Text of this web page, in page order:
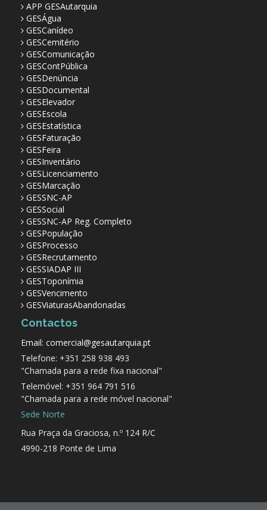
APP GESAutarquia
GESÁgua
GESCanídeo
GESCemitério
GESComunicação
GESContPública
GESDenúncia
GESDocumental
GESElevador
GESEscola
GESEstatística
GESFaturação
GESFeira
GESInventário
GESLicenciamento
GESMarcação
GESSNC-AP
GESSocial
GESSNC-AP Reg. Completo
GESPopulação
GESProcesso
GESRecrutamento
GESSIADAP III
GESToponímia
GESVencimento
GESViaturasAbandonadas
Contactos
Email: comercial@gesautarquia.pt
Telefone: +351 258 938 493
"Chamada para a rede fixa nacional"
Telemóvel: +351 964 791 516
"Chamada para a rede móvel nacional"
Sede Norte
Rua Praça da Graciosa, n.º 124 R/C
4990-218 Ponte de Lima